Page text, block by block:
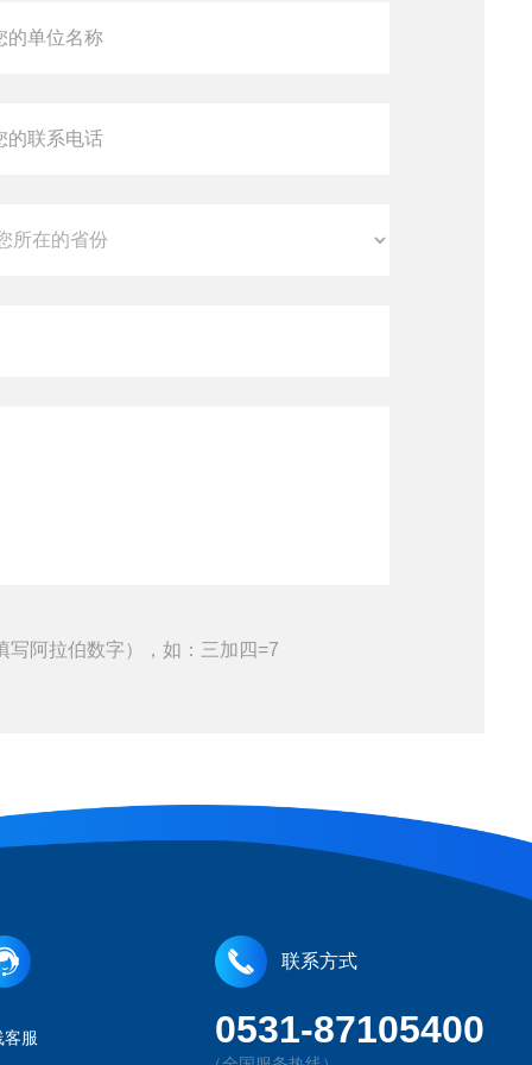
写阿拉伯数字），如：三加四=7
客服
联系方式
0531-87105400